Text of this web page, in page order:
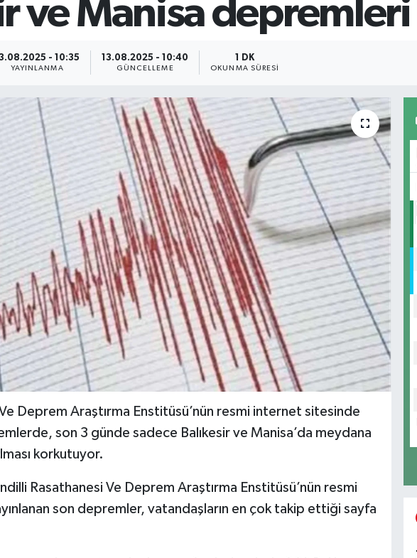
ve Manisa
- 10:35
YAYINLANMA
13.08.2025 - 10:40
GÜNCELLEME
1 DK
OKUNMA SÜRESI
Deprem Araştırma Enstitüsü’nün resmi internet sitesinde
son 3 günde sadece Balıkesir ve Manisa’da meydana
korkutuyor.
Rasathanesi Ve Deprem Araştırma Enstitüsü’nün resmi
son depremler, vatandaşların en çok takip ettiği sayfa